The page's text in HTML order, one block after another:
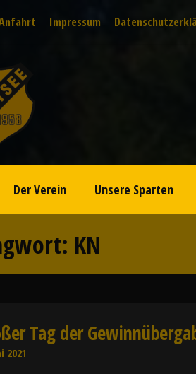
Impressum
Der Verein Unsere Sparten
KN
Tag der
2021